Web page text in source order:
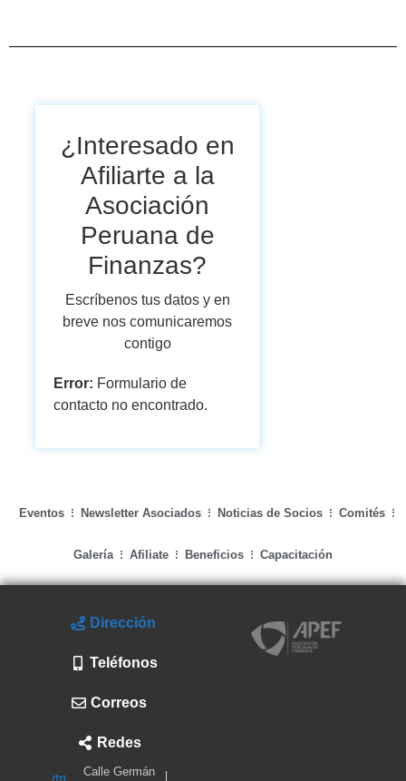
¿Interesado en
Afiliarte a la
Asociación
Peruana de
Finanzas?
Escríbenos tus datos y en
breve nos comunicaremos
contigo
Error: Formulario de
contacto no encontrado.
Eventos Newsletter Asociados Noticias de Socios Comités
Galería Afiliate Beneficios Capacitación
Dirección
Teléfonos
Correos
Redes
Calle Germán